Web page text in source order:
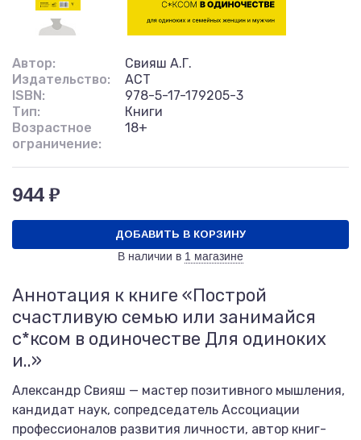
Автор:
Свияш А.Г.
Издательство:
АСТ
ISBN:
978-5-17-179205-3
Тип:
Книги
Возрастное
ограничение:
18+
944 ₽
ДОБАВИТЬ В КОРЗИНУ
В наличии в 1 магазине
Аннотация к книге «Построй
счастливую семью или занимайся
с*ксом в одиночестве Для одиноких
и..»
Александр Свияш — мастер позитивного мышления,
кандидат наук, сопредседатель Ассоциации
профессионалов развития личности, автор книг-